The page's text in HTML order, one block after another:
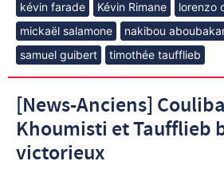
kévin farade Kévin Rimane
lorenzo
mickaël salamone
nakibou
samuel guibert
timothée taufflieb
[News-Anciens]
Khoumisti et Taufflieb
victorieux